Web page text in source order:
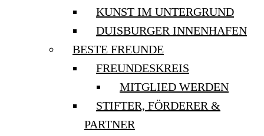
KUNST IM UNTERGRUND
DUISBURGER INNENHAFEN
BESTE FREUNDE
FREUNDESKREIS
MITGLIED WERDEN
STIFTER, FÖRDERER &
PARTNER